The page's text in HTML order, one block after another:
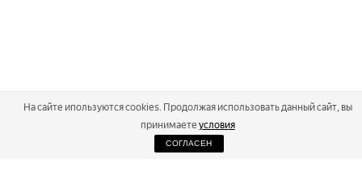
На сайте ипользуются cookies. Продолжая использовать данный сайт, вы
принимаете условия
СОГЛАСЕН